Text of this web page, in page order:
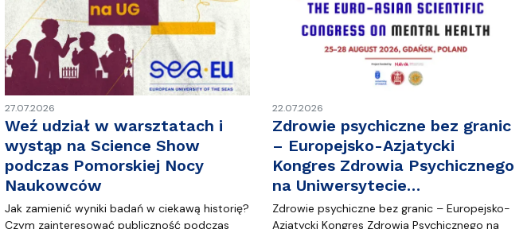
27.07.2026
Weź udział w warsztatach i
wystąp na Science Show
podczas Pomorskiej Nocy
Naukowców
Jak zamienić wyniki badań w ciekawą historię?
Czym zainteresować publiczność podczas
22.07.2026
Zdrowie psychiczne bez granic
– Europejsko-Azjatycki
Kongres Zdrowia Psychicznego
na Uniwersytecie…
Zdrowie psychiczne bez granic – Europejsko-
Azjatycki Kongres Zdrowia Psychicznego na